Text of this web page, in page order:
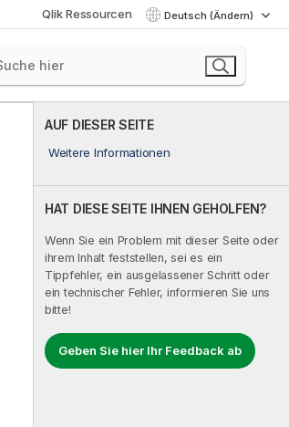
Qlik Ressourcen Deutsch (Ändern)
AUF DIESER SEITE
Weitere Informationen
HAT DIESE SEITE IHNEN GEHOLFEN?
Wenn Sie ein Problem mit dieser Seite oder
ihrem Inhalt feststellen, sei es ein
Tippfehler, ein ausgelassener Schritt oder
ein technischer Fehler, informieren Sie uns
bitte!
Geben Sie hier Ihr Feedback ab